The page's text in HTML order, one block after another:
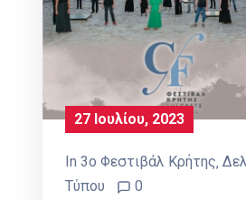
27 Ιουλίου, 2023
In 3ο Φεστιβάλ Κρήτης‚
Τύπου
0